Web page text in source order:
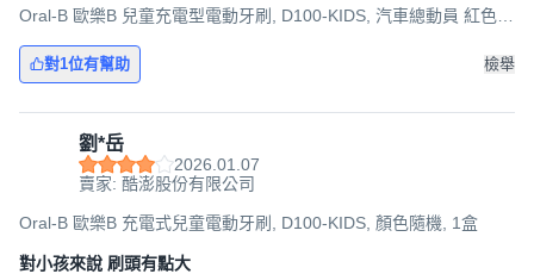
Oral-B 歐樂B 兒童充電型電動牙刷, D100-KIDS, 汽車總動員 紅色,
對1位有幫助 檢舉
劉*岳
2026.01.07
賣家: 酷澎股份有限公司
Oral-B 歐樂B 充電式兒童電動牙刷, D100-KIDS, 顏色隨機, 1盒
對小孩來說 刷頭有點大